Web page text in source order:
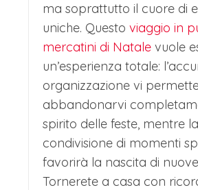
pubblico.
Il vero magia è
facciate colorate del
Petite Venise, i ponticelli
decorazioni che si
acque tranquille dei
scenografia unica.
semplicemente un
ma soprattutto il cuore di
uniche. Questo viaggio in
mercatini di Natale vuole
un’esperienza totale:
organizzazione vi
abbandonarvi
spirito delle feste, mentre la
condivisione di momenti
favorirà la nascita di
Tornerete a casa con